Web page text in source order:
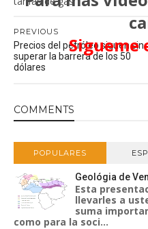
Sigueme
PREVIOUS
Precios del petróleo siguen sin
superar la barrera de los 50
dólares
COMMENTS
POPULARES
Geológia de
Esta
llevarles a
suma
como para la soci...